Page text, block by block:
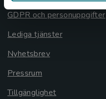
GDPR och personuppgifter
Lediga tjänster
Nyhetsbrev
Pressrum
Tillgänglighet